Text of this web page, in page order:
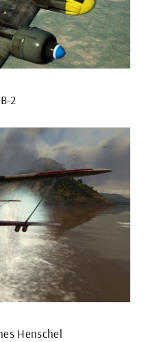
2
Henschel